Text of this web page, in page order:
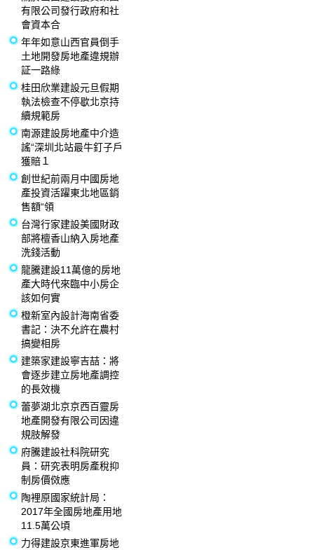
有限公司發行政府和社
會資本合
年年如意山西官員倒手
土地開發房地產違規辦
証一路綠
桂田欣業建設元旦假期
執法檢查不停歇北京持
續規範房
南源建設房地產中介造
謠“深圳北站最牛釘子戶
獲賠１
創世紀前兩月中國房地
產投資活躍東北地區銷
售額“領
台灣行家建設美國財政
部將檀香山納入房地產
洗錢活動
龍騰建設11萬億的房地
產大時代來臨中小房企
該如何實
橙新室內設計海南省委
書記：決不允許在農村
搞變相房
建築家建設寧吉喆：將
會逐步建立房地產調控
的長效機
蕾夢湖北京京西百靈房
地產開發有限公司因違
規肢解發
府騰建設社科院研究
員：研究表明房產稅抑
制房價傚應
陶裡原國家統計局：
2017年全國房地產用地
11.5萬公頃
力得建設京東進軍房地